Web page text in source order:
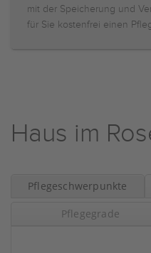
mit der Speicherung und
für Sie kostenfrei einen
Haus im
Pflegeschwerpunkte
Pflegegrade